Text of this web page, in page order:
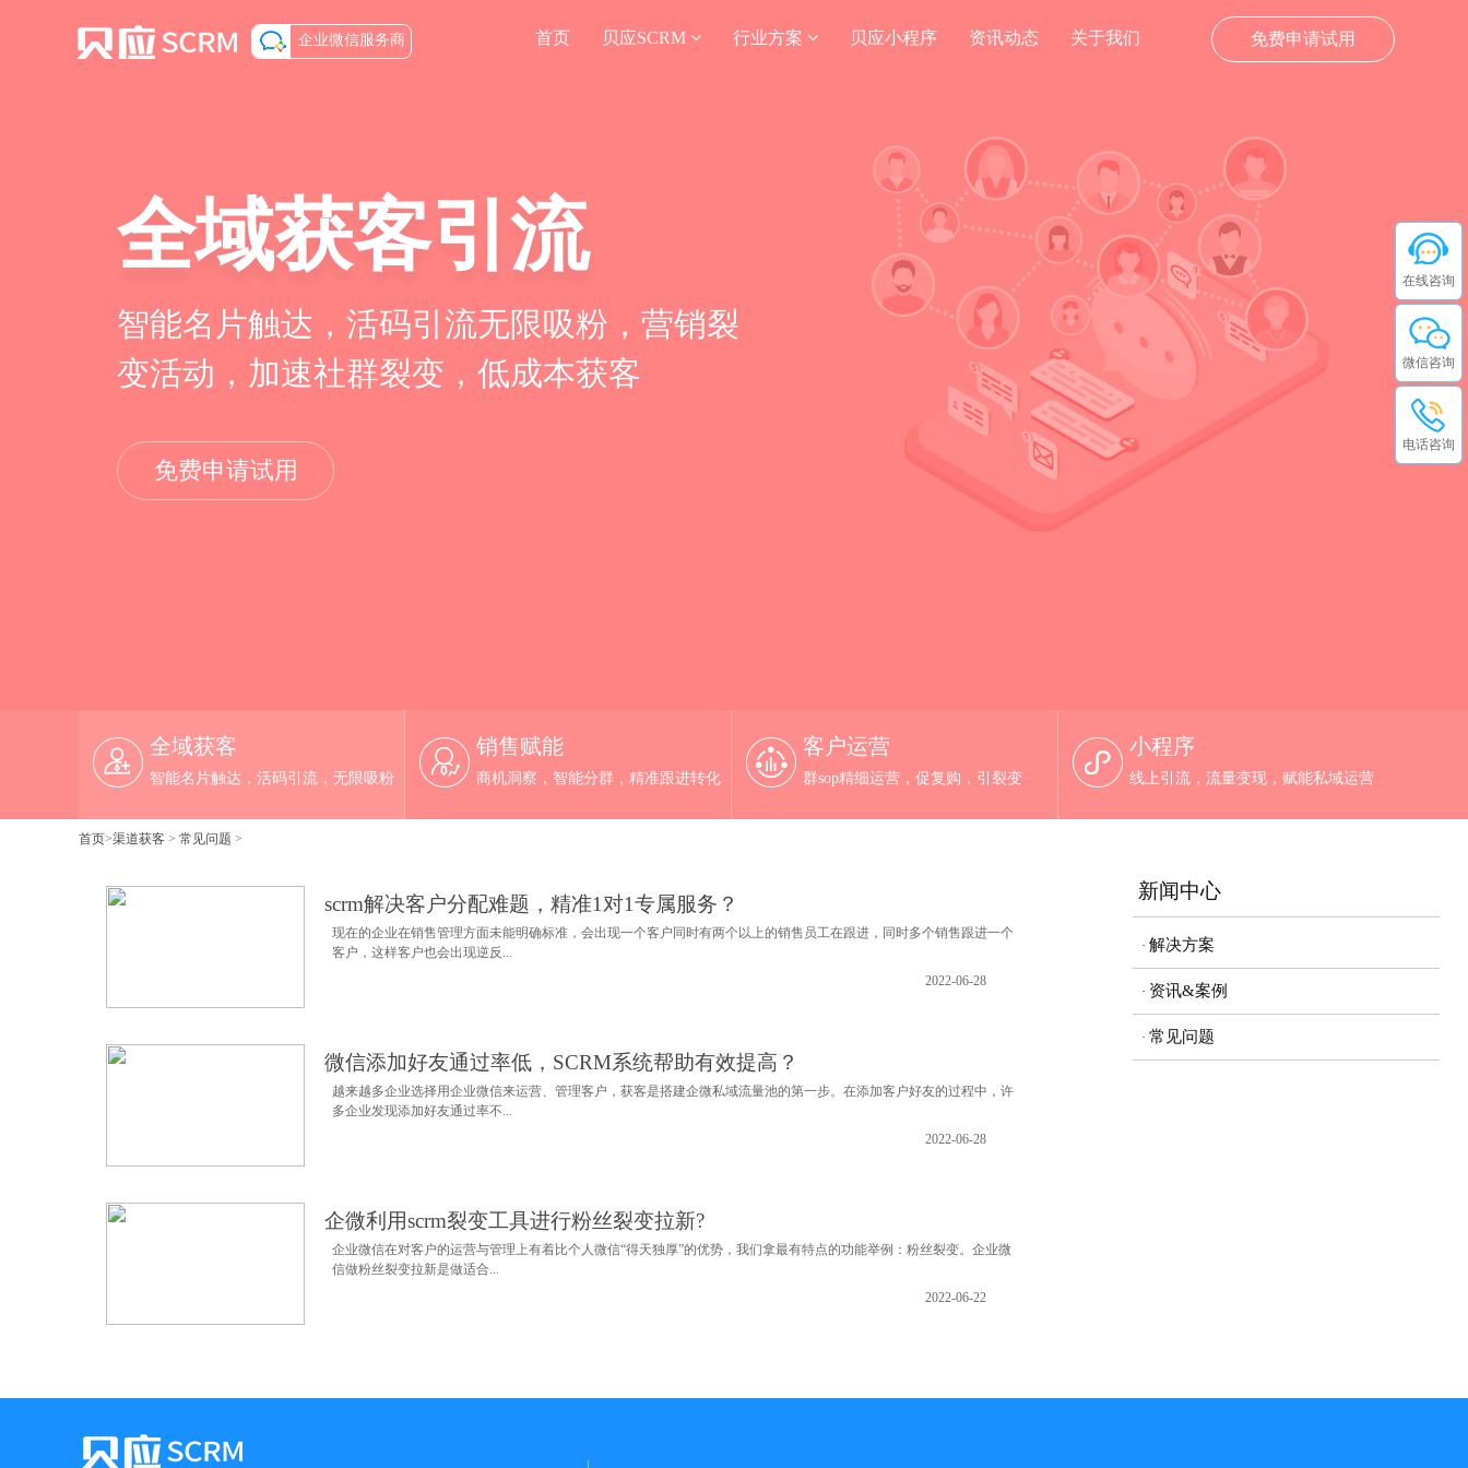
免费申请试用
企业微信服务商 首页 贝应SCRM 行业方案 贝应小程序 资讯动态 关于我们
全域获客引流
智能名片触达，活码引流无限吸粉，营销裂
变活动，加速社群裂变，低成本获客
免费申请试用
全域获客
智能名片触达，活码引流，无限吸粉
销售赋能
商机洞察，智能分群，精准跟进转化
客户运营
群sop精细运营，促复购，引裂变
小程序
线上引流，流量变现，赋能私域运营
首页>渠道获客 > 常见问题 >
scrm解决客户分配难题，精准1对1专属服务？
现在的企业在销售管理方面未能明确标准，会出现一个客户同时有两个以上的销售员工在跟进，同时多个销售跟进一个
客户，这样客户也会出现逆反...
2022-06-28
微信添加好友通过率低，SCRM系统帮助有效提高？
越来越多企业选择用企业微信来运营、管理客户，获客是搭建企微私域流量池的第一步。在添加客户好友的过程中，许
多企业发现添加好友通过率不...
2022-06-28
企微利用scrm裂变工具进行粉丝裂变拉新?
企业微信在对客户的运营与管理上有着比个人微信“得天独厚”的优势，我们拿最有特点的功能举例：粉丝裂变。企业微
信做粉丝裂变拉新是做适合...
2022-06-22
新闻中心
解决方案
资讯&案例
常见问题
在线咨询
微信咨询
电话咨询